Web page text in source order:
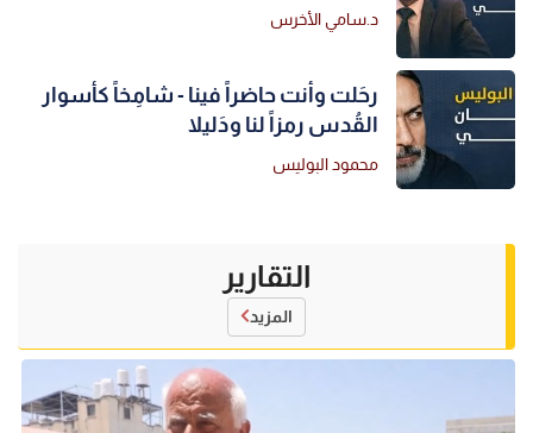
د.سامي الأخرس
رحَلت وأنت حاضراً فينا - شامِخاً كأسوار
القُدس رمزاً لنا ودَليلا
محمود البوليس
التقارير
المزيد